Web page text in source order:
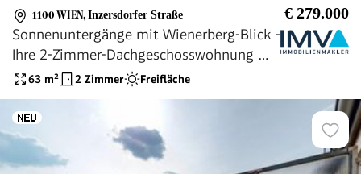
1100 WIEN, Inzersdorfer Straße € 279.000
Sonnenuntergänge mit Wienerberg-Blick -
Ihre 2-Zimmer-Dachgeschosswohnung mit
Terrasse
63 m² 2 Zimmer Freifläche